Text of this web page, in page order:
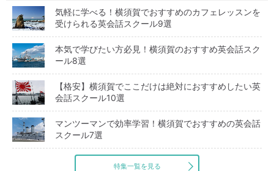
気軽に学べる！横須賀でおすすめのカフェレッスンを
受けられる英会話スクール9選
本気で学びたい方必見！横須賀のおすすめ英会話スク
ール8選
【格安】横須賀でここだけは絶対におすすめしたい英
会話スクール10選
マンツーマンで効率学習！横須賀でおすすめの英会話
スクール7選
特集一覧を見る